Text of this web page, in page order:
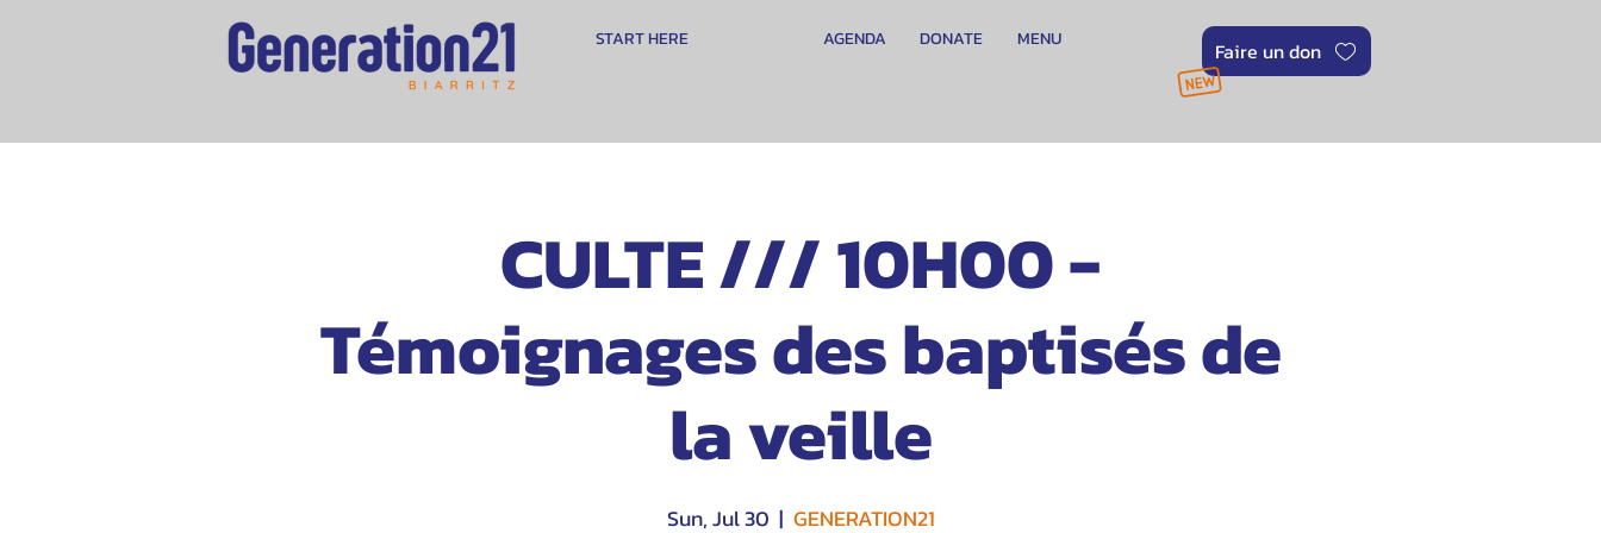
START HERE DONATE MENU
AGENDA Faire un don
CULTE /// 10H00 -
Témoignages des baptisés de
la veille
Sun, Jul 30
  |
GENERATION21